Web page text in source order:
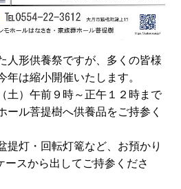
人形供養祭ですが、多くの皆様
は縮小開催いたします。
土）午前９時～正午１２時まで
ール菩提樹へ供養品をご持参く
提灯・回転灯篭など、お預かり
スから出してご持参くださ